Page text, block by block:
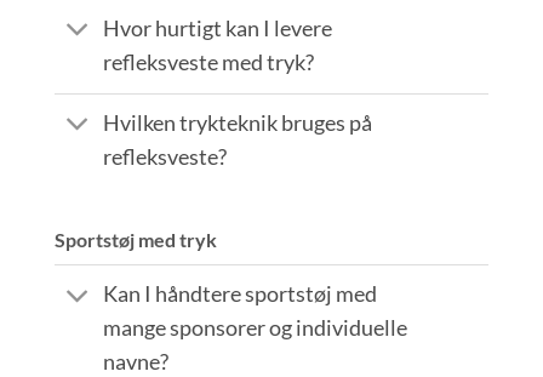
Hvor hurtigt kan I levere
refleksveste med tryk?
Hvilken trykteknik bruges på
refleksveste?
Sportstøj med tryk
Kan I håndtere sportstøj med
mange sponsorer og individuelle
navne?